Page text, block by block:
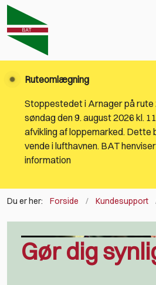
Ruteomlægning
Stoppestedet i Arnager på rute
søndag den 9. august 2026 kl.
afvikling af loppemarked. Dette
vende i lufthavnen. BAT
information
Du er her: Forside Kundesupport
Gør dig